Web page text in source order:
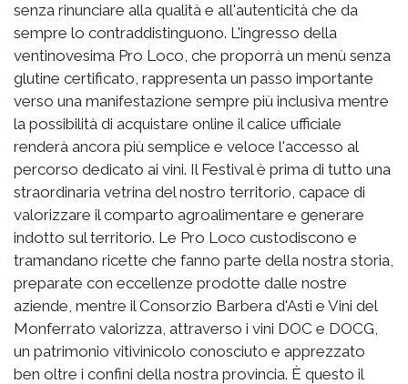
senza rinunciare alla qualità e all'autenticità che da
sempre lo contraddistinguono. L'ingresso della
ventinovesima Pro Loco, che proporrà un menù senza
glutine certificato, rappresenta un passo importante
verso una manifestazione sempre più inclusiva mentre
la possibilità di acquistare online il calice ufficiale
renderà ancora più semplice e veloce l'accesso al
percorso dedicato ai vini. Il Festival è prima di tutto una
straordinaria vetrina del nostro territorio, capace di
valorizzare il comparto agroalimentare e generare
indotto sul territorio. Le Pro Loco custodiscono e
tramandano ricette che fanno parte della nostra storia,
preparate con eccellenze prodotte dalle nostre
aziende, mentre il Consorzio Barbera d'Asti e Vini del
Monferrato valorizza, attraverso i vini DOC e DOCG,
un patrimonio vitivinicolo conosciuto e apprezzato
ben oltre i confini della nostra provincia. È questo il